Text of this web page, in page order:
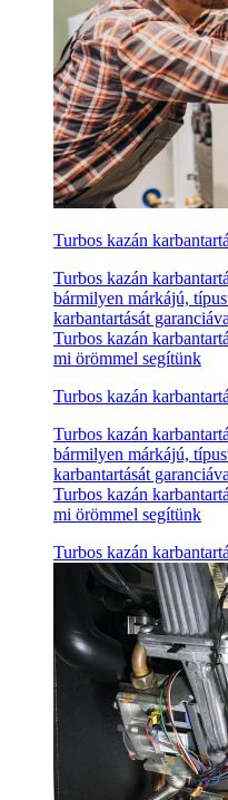
Turbos kazán
Turbos kazán
bármilyen márkájú,
karbantartását
Turbos kazán
mi örömmel segítünk
Turbos kazán
Turbos kazán
bármilyen márkájú,
karbantartását
Turbos kazán
mi örömmel segítünk
Turbos kazán